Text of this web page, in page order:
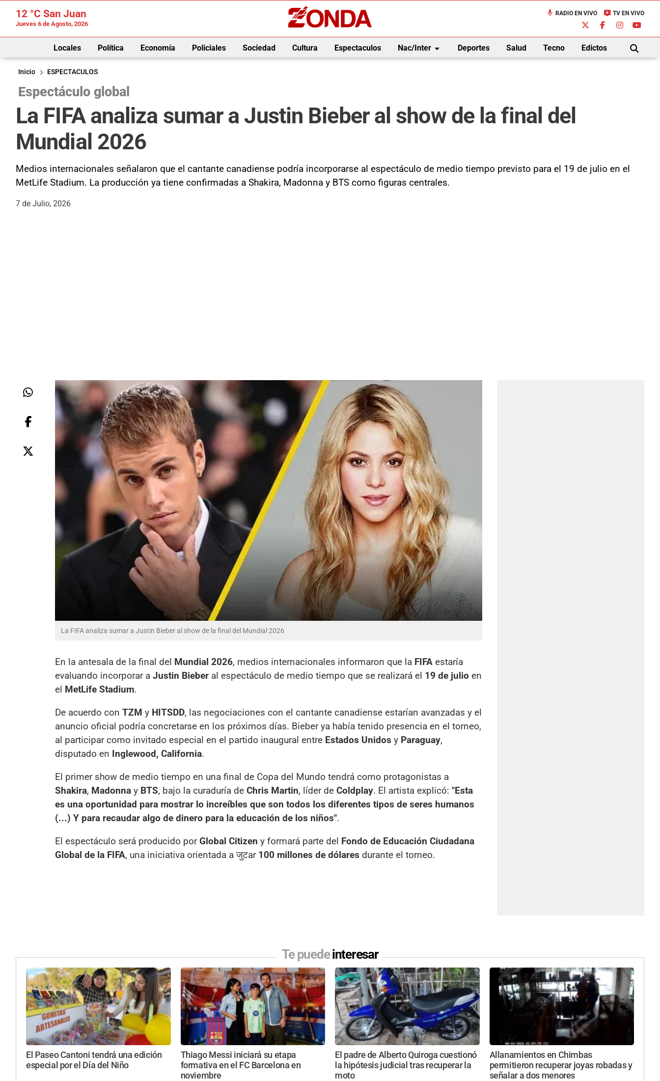
12 °C San Juan
Jueves 6 de Agosto, 2026
mic RADIO EN VIVO live_tv TV EN VIVO
Locales Política Economía Policiales Sociedad Cultura Espectaculos Nac/Interarrow_drop_down Deportes Salud Tecno Edictos
BUSCAR
Inicio
ESPECTACULOS
Espectáculo global
La FIFA analiza sumar a Justin Bieber al show de la final del
Mundial 2026
Medios internacionales señalaron que el cantante canadiense podría incorporarse al espectáculo de medio tiempo previsto para el 19 de julio en el
MetLife Stadium. La producción ya tiene confirmadas a Shakira, Madonna y BTS como figuras centrales.
7 de Julio, 2026
La FIFA analiza sumar a Justin Bieber al show de la final del Mundial 2026
En la antesala de la final del Mundial 2026, medios internacionales informaron que la FIFA estaría
evaluando incorporar a Justin Bieber al espectáculo de medio tiempo que se realizará el 19 de julio en
el MetLife Stadium.
De acuerdo con TZM y HITSDD, las negociaciones con el cantante canadiense estarían avanzadas y el
anuncio oficial podría concretarse en los próximos días. Bieber ya había tenido presencia en el torneo,
al participar como invitado especial en el partido inaugural entre Estados Unidos y Paraguay,
disputado en Inglewood, California.
El primer show de medio tiempo en una final de Copa del Mundo tendrá como protagonistas a
Shakira, Madonna y BTS, bajo la curaduría de Chris Martin, líder de Coldplay. El artista explicó: "Esta
es una oportunidad para mostrar lo increíbles que son todos los diferentes tipos de seres humanos
(...) Y para recaudar algo de dinero para la educación de los niños".
El espectáculo será producido porGlobal Citizen y formará parte del Fondo de Educación Ciudadana
Global de la FIFA, una iniciativa orientada a जुटar 100 millones de dólares durante el torneo.
Te puedeinteresar
El Paseo Cantoni tendrá una edición
especial por el Día del Niño
Thiago Messi iniciará su etapa
formativa en el FC Barcelona en
noviembre
El padre de Alberto Quiroga cuestionó
la hipótesis judicial tras recuperar la
moto
Allanamientos en Chimbas
permitieron recuperar joyas robadas y
señalar a dos menores